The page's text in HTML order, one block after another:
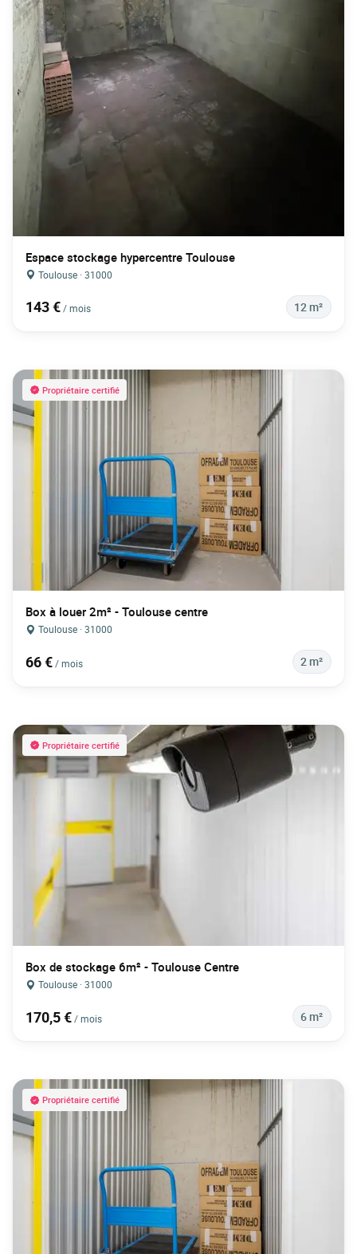
Espace stockage hypercentre Toulouse
Toulouse · 31000
143 €/ mois 12 m²
Propriétaire certifié
Box à louer 2m² - Toulouse centre
Toulouse · 31000
66 €/ mois 2 m²
Propriétaire certifié
Box de stockage 6m² - Toulouse Centre
Toulouse · 31000
170,5 €/ mois 6 m²
Propriétaire certifié